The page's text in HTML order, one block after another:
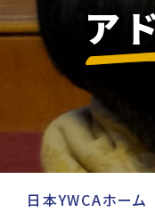
ア
日本YWCAホーム